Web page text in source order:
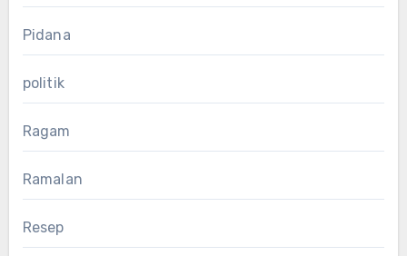
Pidana
politik
Ragam
Ramalan
Resep